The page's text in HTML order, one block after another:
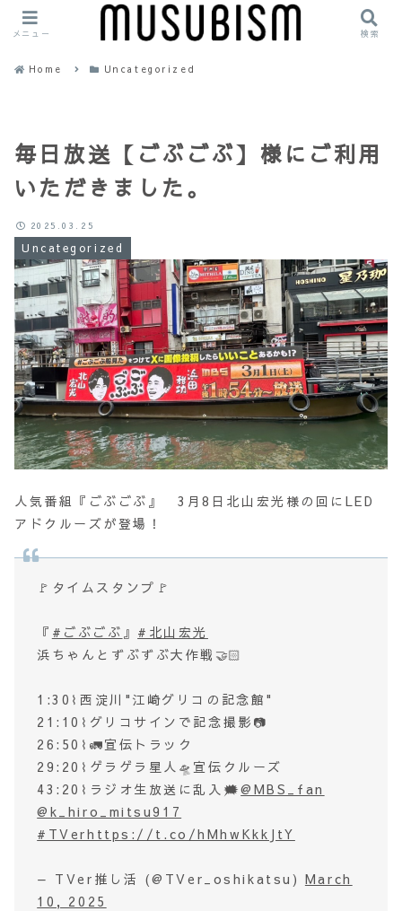
Home Uncategorized
毎日放送【ごぶごぶ】様にご利用
いただきました。
Uncategorized
2025.03.25
人気番組『ごぶごぶ』 3月8日北山宏光様の回にLED
アドクルーズが登場！
🚩タイムスタンプ🚩
『 #ごぶごぶ 』 #北山宏光
浜ちゃんとずぶずぶ大作戦🤝🏻
1:30⌇西淀川"江崎グリコの記念館"
21:10⌇グリコサインで記念撮影📷️
26:50⌇🚛宣伝トラック
29:20⌇ゲラゲラ星人🛸宣伝クルーズ
43:20⌇ラジオ生放送に乱入🗯️@MBS_fan
@k_hiro_mitsu917
#TVerhttps://t.co/hMhwKkkJtY
— TVer推し活 (@TVer_oshikatsu) March
10, 2025
メニュー 検索